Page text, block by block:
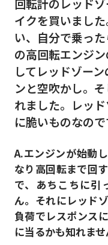
回転計のレッド
イクを買いまし
い、自分で乗っ
の高回転エンジ
してレッドゾー
ンと空吹かし。
れました。レッ
に脆いものなので
A.エンジンが始動
なり高回転まで回
で、あちこちに引
ん。それにレッド
負荷でレスポンス
に当るかも知れませ